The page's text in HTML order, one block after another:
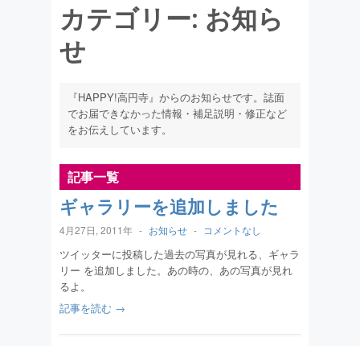
カテゴリー: お知ら
せ
『HAPPY!高円寺』からのお知らせです。誌面
でお届できなかった情報・補足説明・修正など
をお伝えしています。
記事一覧
ギャラリーを追加しました
4月27日, 2011年 - お知らせ - コメントなし
ツイッターに投稿した過去の写真が見れる、ギャラ
リー を追加しました。あの時の、あの写真が見れ
るよ。
記事を読む →